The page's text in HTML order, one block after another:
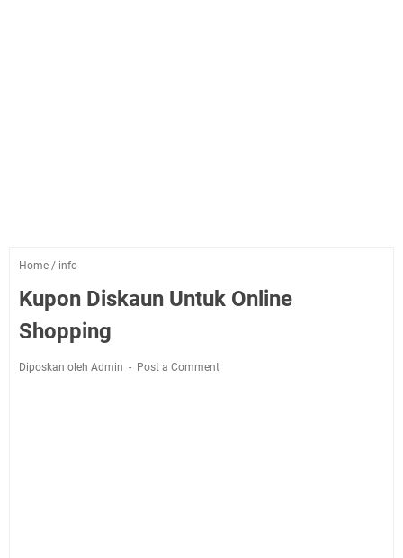
Home / info
Kupon Diskaun Untuk Online
Shopping
Diposkan oleh Admin Post a Comment